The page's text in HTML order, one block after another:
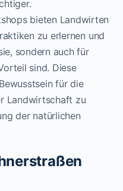
bieten Landwirten
zu erlernen und
sondern auch für
sind. Diese
für die
Landwirtschaft zu
der natürlichen